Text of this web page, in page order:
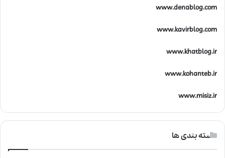
www.denablog.com
www.kavirblog.com
www.khatblog.ir
www.kohanteb.ir
www.misiz.ir
دسته بندی ها